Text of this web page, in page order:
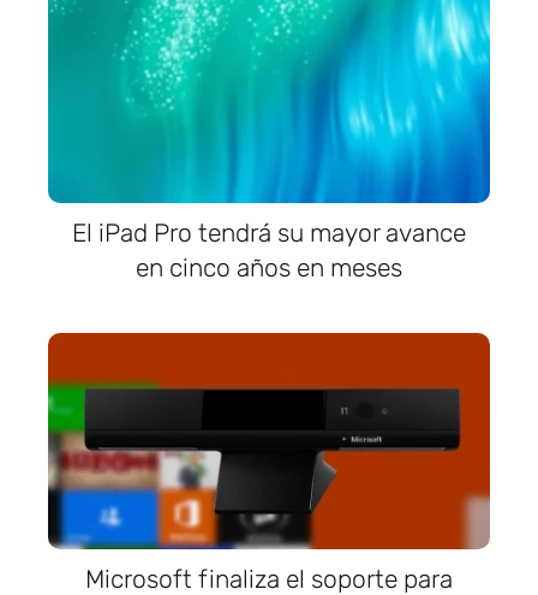
El iPad Pro tendrá su mayor avance
en cinco años en meses
Microsoft finaliza el soporte para